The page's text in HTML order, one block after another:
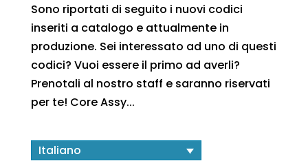
Sono riportati di seguito i nuovi codici
inseriti a catalogo e attualmente in
produzione. Sei interessato ad uno di questi
codici? Vuoi essere il primo ad averli?
Prenotali al nostro staff e saranno riservati
per te! Core Assy...
Italiano